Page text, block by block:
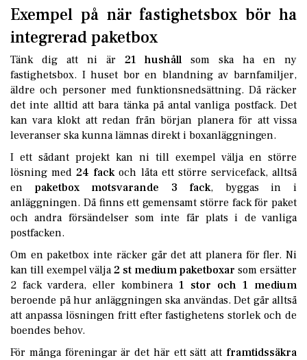
Exempel på när fastighetsbox bör ha
integrerad paketbox
Tänk dig att ni är 21 hushåll som ska ha en ny
fastighetsbox. I huset bor en blandning av barnfamiljer,
äldre och personer med funktionsnedsättning. Då räcker
det inte alltid att bara tänka på antal vanliga postfack. Det
kan vara klokt att redan från början planera för att vissa
leveranser ska kunna lämnas direkt i boxanläggningen.
I ett sådant projekt kan ni till exempel välja en större
lösning med24 fackoch låta ett större servicefack, alltså
en paketbox motsvarande 3 fack, byggas in i
anläggningen. Då finns ett gemensamt större fack för paket
och andra försändelser som inte får plats i de vanliga
postfacken.
Om en paketbox inte räcker går det att planera för fler. Ni
kan till exempel välja2 st medium paketboxar som ersätter
2 fack vardera, eller kombinera 1 stor och 1 medium
beroende på hur anläggningen ska användas. Det går alltså
att anpassa lösningen fritt efter fastighetens storlek och de
boendes behov.
För många föreningar är det här ett sätt att framtidssäkra